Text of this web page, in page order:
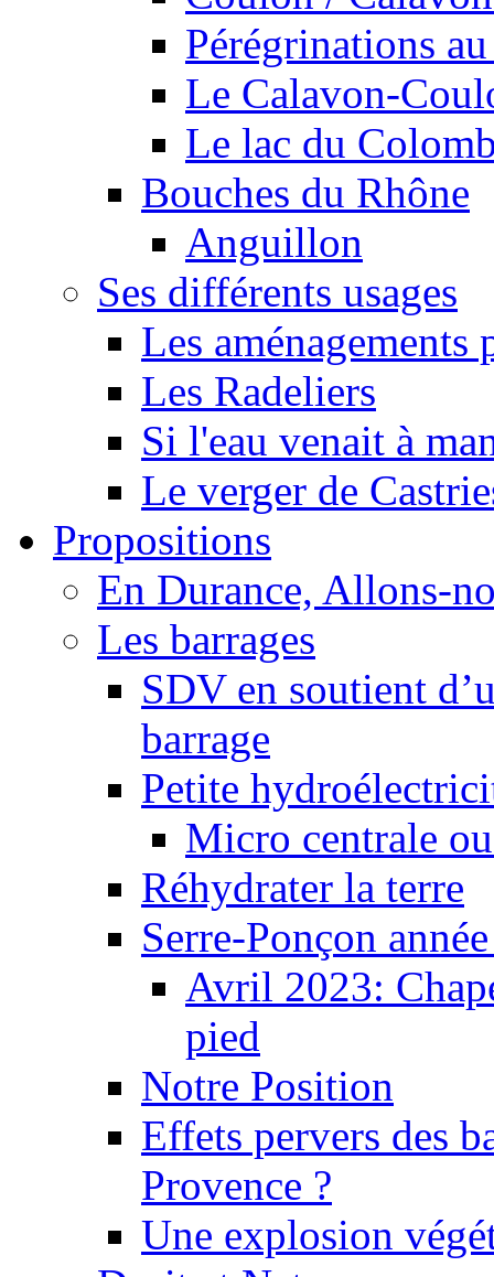
Pérégrinations
Le Calavon-
Le lac du
Bouches du Rhône
Anguillon
Ses différents usages
Les
Les Radeliers
Si l'eau venait à
Le verger de
Propositions
En Durance, Allons-
Les barrages
SDV en soutient
barrage
Petite
Micro centrale
Réhydrater la terre
Serre-Ponçon
Avril 2023:
pied
Notre Position
Effets pervers des
Provence ?
Une explosion